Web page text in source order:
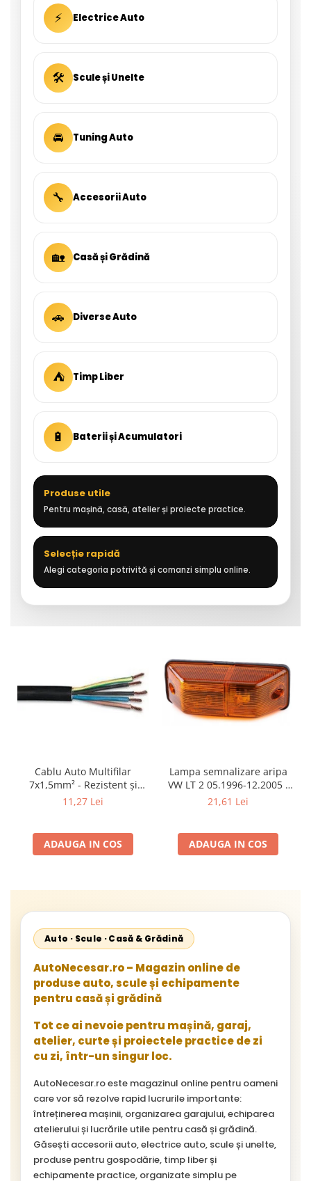
⚡ Electrice Auto
🛠 Scule și Unelte
🚘 Tuning Auto
🔧 Accesorii Auto
🏡 Casă și Grădină
🚗 Diverse Auto
⛺ Timp Liber
🔋 Baterii și Acumulatori
Produse utile
Pentru mașină, casă, atelier și proiecte practice.
Selecție rapidă
Alegi categoria potrivită și comanzi simplu online.
Cablu Auto Multifilar
7x1,5mm² - Rezistent și
Flexibil pentru Remorci 12V-
11,27 Lei
ADAUGA IN COS
Lampa semnalizare aripa
VW LT 2 05.1996-12.2005 ;
Mercedes Sprinter 1995-
Neoplan Euroliner,
Starliner,Centroliner,
21,61 Lei
ADAUGA IN COS
Auto · Scule · Casă & Grădină
AutoNecesar.ro – Magazin online de
produse auto, scule și echipamente
pentru casă și grădină
Tot ce ai nevoie pentru mașină, garaj,
atelier, curte și proiectele practice de zi
cu zi, într-un singur loc.
AutoNecesar.ro este magazinul online pentru oameni
care vor să rezolve rapid lucrurile importante:
întreținerea mașinii, organizarea garajului, echiparea
atelierului și lucrările utile pentru casă și grădină.
Găsești accesorii auto, electrice auto, scule și unelte,
produse pentru gospodărie, timp liber și
echipamente practice, organizate simplu pe